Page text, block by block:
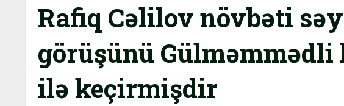
Rafiq Cəlilov növbəti
görüşünü
ilə keçirmişdir